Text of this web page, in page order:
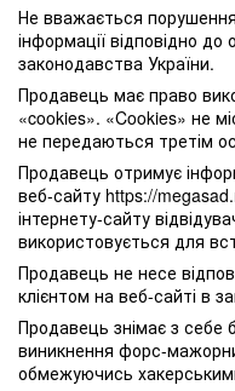
Не вважається
інформації відповідно
законодавства України.
Продавець має право
«cookies». «Cookies» не
не передаються третім
Продавець отримує
веб-сайту https://
інтернету-сайту
використовується для
Продавець не несе
клієнтом на веб-сайті в
Продавець знімає з себе
виникнення форс-
обмежуючись